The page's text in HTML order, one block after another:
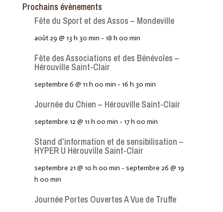
Prochains évènements
Fête du Sport et des Assos – Mondeville
août 29 @ 13 h 30 min - 18 h 00 min
Fête des Associations et des Bénévoles –
Hérouville Saint-Clair
septembre 6 @ 11 h 00 min - 16 h 30 min
Journée du Chien – Hérouville Saint-Clair
septembre 12 @ 11 h 00 min - 17 h 00 min
Stand d’information et de sensibilisation –
HYPER U Hérouville Saint-Clair
septembre 21 @ 10 h 00 min - septembre 26 @ 19
h 00 min
Journée Portes Ouvertes A Vue de Truffe